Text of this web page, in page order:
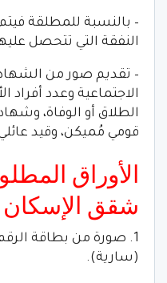
– بالنسبة للمطلقة
النفقة التي تتحصل
– تقديم صور من
الاجتماعية وعدد أفراد
الطلاق أو الوفاة،
قومي مُميكن، وقيد
الأوراق
شقق الإسكان
1. صورة من بطاقة
(سارية).